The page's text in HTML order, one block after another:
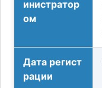
инистратор
ом
Дата регист
рации